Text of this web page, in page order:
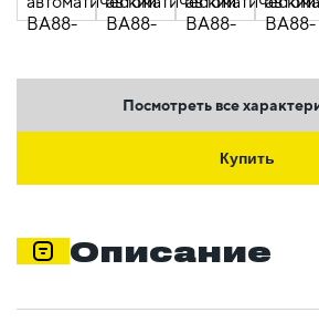
Посмотреть все
Купить
Описание